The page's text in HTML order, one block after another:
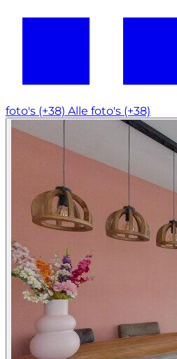
foto's (+38) Alle foto's (+38)